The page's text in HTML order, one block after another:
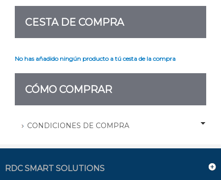
CESTA DE COMPRA
No has añadido ningún producto a tú cesta de la compra
CÓMO COMPRAR
CONDICIONES DE COMPRA
RDC SMART SOLUTIONS